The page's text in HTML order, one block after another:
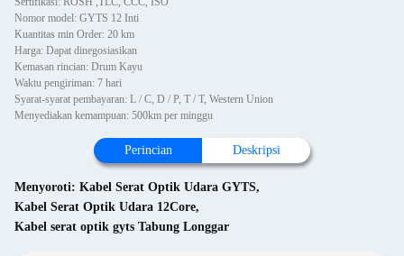
Nomor model: GYTS 12 Inti
Kuantitas min Order: 20 km
Harga: Dapat dinegosiasikan
Kemasan rincian: Drum Kayu
Waktu pengiriman: 7 hari
Syarat-syarat pembayaran: L / C, D / P, T / T, Western Union
Menyediakan kemampuan: 500km per minggu
Perincian Deskripsi
Menyoroti: Kabel Serat Optik Udara GYTS,
Kabel Serat Optik Udara 12Core,
Kabel serat optik gyts Tabung Longgar